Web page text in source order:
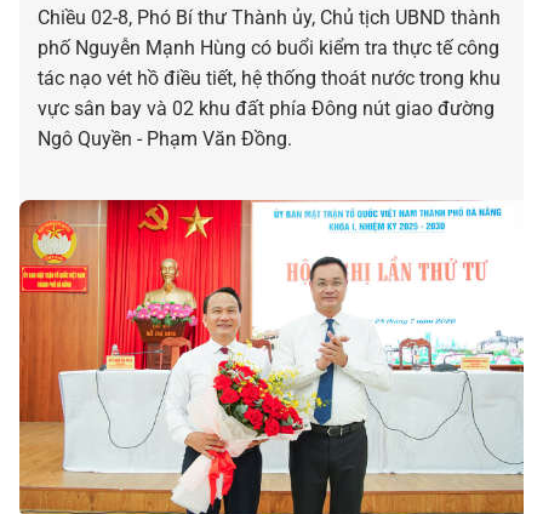
Chiều 02-8, Phó Bí thư Thành ủy, Chủ tịch UBND thành
phố Nguyễn Mạnh Hùng có buổi kiểm tra thực tế công
tác nạo vét hồ điều tiết, hệ thống thoát nước trong khu
vực sân bay và 02 khu đất phía Đông nút giao đường
Ngô Quyền - Phạm Văn Đồng.